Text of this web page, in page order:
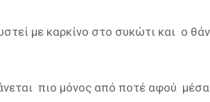
με καρκίνο στο συκώτι και ο
πιο μόνος από ποτέ αφού